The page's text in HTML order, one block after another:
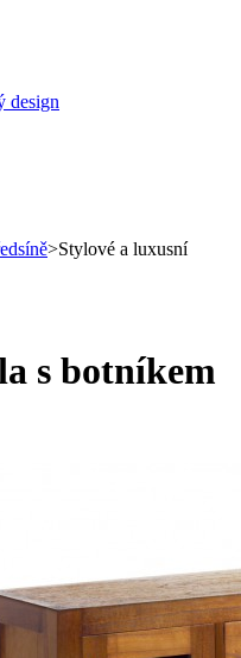
design
>Stylové a luxusní
s botníkem